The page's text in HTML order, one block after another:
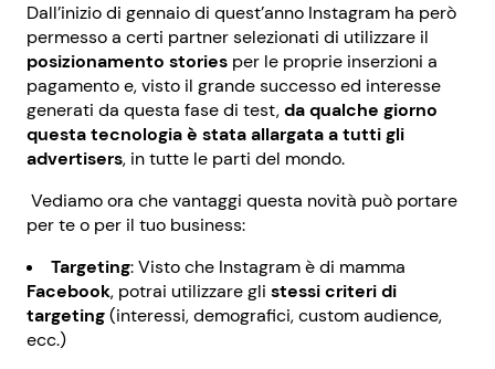
Dall’inizio di gennaio di quest’anno Instagram ha però
permesso a certi partner selezionati di utilizzare il
posizionamento stories per le proprie inserzioni a
pagamento e, visto il grande successo ed interesse
generati da questa fase di test,da qualche giorno
questa tecnologia è stata allargata a tutti gli
advertisers, in tutte le parti del mondo.
Vediamo ora che vantaggi questa novità può portare
per te o per il tuo business:
Targeting: Visto che Instagram è di mamma
Facebook, potrai utilizzare gli stessi criteri di
targeting(interessi, demografici, custom audience,
ecc.)